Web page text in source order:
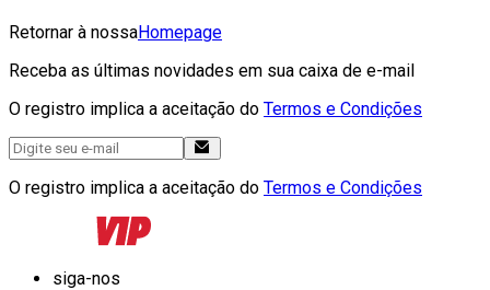
Retornar à nossaHomepage
Receba as últimas novidades em sua caixa de e-mail
O registro implica a aceitação do Termos e Condições
O registro implica a aceitação do Termos e Condições
siga-nos